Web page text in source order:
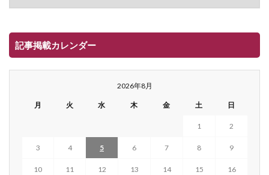
記事掲載カレンダー
2026年8月
月 火 水 木 金 土 日
1 2
3 4 5 6 7 8 9
10 11 12 13 14 15 16